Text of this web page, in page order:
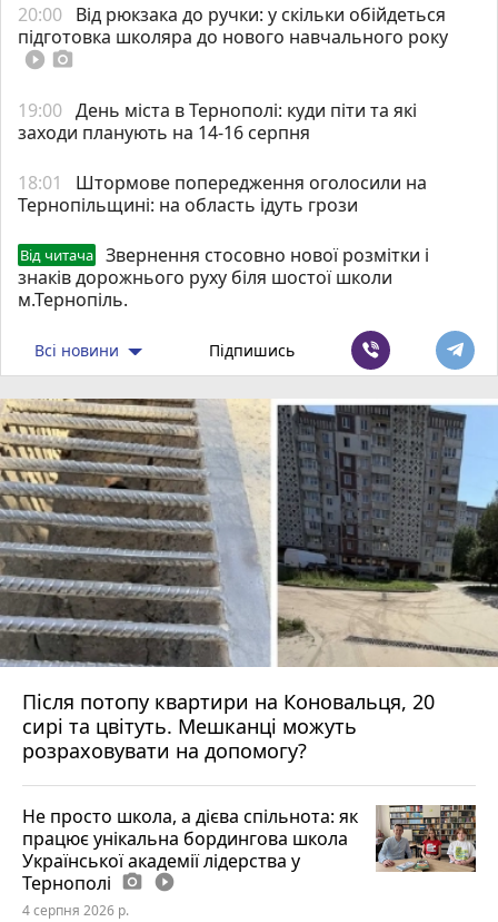
20:00 Від рюкзака до ручки: у скільки обійдеться
підготовка школяра до нового навчального року
play_circle_filled photo_camera
19:00 День міста в Тернополі: куди піти та які
заходи планують на 14-16 серпня
18:01
Штормове попередження оголосили на
Тернопільщині: на область ідуть грози
Від читача
Звернення стосовно нової розмітки і
знаків дорожнього руху біля шостої школи
м.Тернопіль.
Всі новини Підпишись
Після потопу квартири на Коновальця, 20
сирі та цвітуть. Мешканці можуть
розраховувати на допомогу?
Не просто школа, а дієва спільнота: як
працює унікальна бордингова школа
Української академії лідерства у
Тернополі photo_camera play_circle_filled
4 серпня 2026 р.